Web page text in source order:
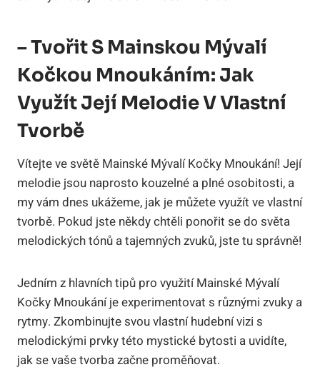
– Tvořit S Mainskou Mývalí
Kočkou Mnoukáním: Jak
Využít Její Melodie V Vlastní
Tvorbě
Vítejte ve světě Mainské Mývalí Kočky Mnoukání! Její
melodie jsou naprosto kouzelné a plné osobitosti, a
my vám dnes ukážeme, jak je můžete využít ve vlastní
tvorbě. Pokud jste někdy chtěli ponořit se do světa
melodických tónů a tajemných zvuků, jste tu správně!
Jedním z hlavních tipů pro využití Mainské Mývalí
Kočky Mnoukání je experimentovat s různými zvuky a
rytmy. Zkombinujte svou vlastní hudební vizi s
melodickými prvky této mystické bytosti a uvidíte,
jak se vaše tvorba začne proměňovat.